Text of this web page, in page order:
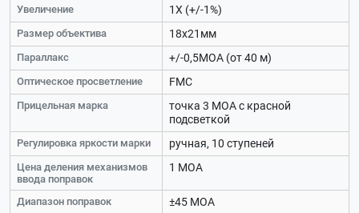
Увеличение 1Х (+/-1%)
Размер объектива 18х21мм
Параллакс +/-0,5МОА (от 40 м)
Оптическое просветление FMC
Прицельная марка
точка 3 МОА с красной
подсветкой
Регулировка яркости марки ручная, 10 ступеней
Цена деления механизмов
ввода поправок
1 МОА
Диапазон поправок ±45 МОА